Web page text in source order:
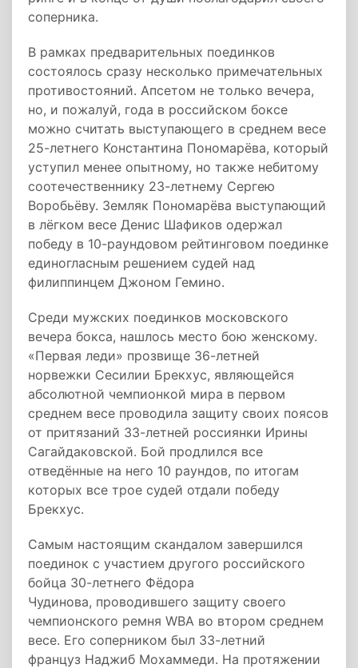
соперника.
В рамках предварительных поединков
состоялось сразу несколько примечательных
противостояний. Апсетом не только вечера,
но, и пожалуй, года в российском боксе
можно считать выступающего в среднем весе
25-летнего Константина Пономарёва, который
уступил менее опытному, но также небитому
соотечественнику 23-летнему Сергею
Воробьёву. Земляк Пономарёва выступающий
в лёгком весе Денис Шафиков одержал
победу в 10-раундовом рейтинговом поединке
единогласным решением судей над
филиппинцем Джоном Гемино.
Среди мужских поединков московского
вечера бокса, нашлось место бою женскому.
«Первая леди» прозвище 36-летней
норвежки Сесилии Брекхус, являющейся
абсолютной чемпионкой мира в первом
среднем весе проводила защиту своих поясов
от притязаний 33-летней россиянки Ирины
Сагайдаковской. Бой продлился все
отведённые на него 10 раундов, по итогам
которых все трое судей отдали победу
Брекхус.
Самым настоящим скандалом завершился
поединок с участием другого российского
бойца 30-летнего Фёдора
Чудинова, проводившего защиту своего
чемпионского ремня WBA во втором среднем
весе. Его соперником был 33-летний
француз Наджиб Мохаммеди. На протяжении